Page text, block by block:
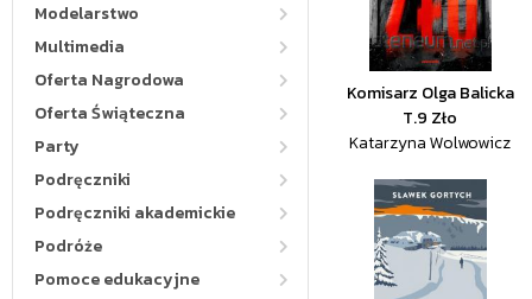
Modelarstwo
Multimedia
Oferta Nagrodowa
Oferta Świąteczna
Party
Podręczniki
Podręczniki akademickie
Podróże
Pomoce edukacyjne
Komisarz Olga Balicka
T.9 Zło
Katarzyna Wolwowicz